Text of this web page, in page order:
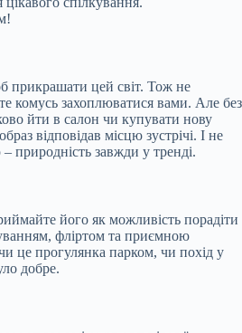
прикрашати цей світ. Тож не
комусь захоплюватися вами. Але без
йти в салон чи купувати нову
відповідав місцю зустрічі. І не
природність завжди у тренді.
його як можливість порадіти
фліртом та приємною
це прогулянка парком, чи похід у
добре.